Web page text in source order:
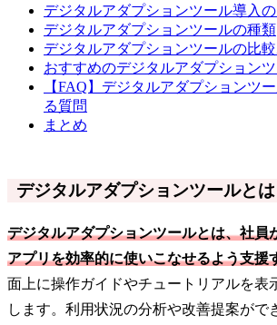
デジタルアダプションツール導入
デジタルアダプションツールの種類
デジタルアダプションツールの比較
おすすめのデジタルアダプション
【FAQ】デジタルアダプションツ
る質問
まとめ
デジタルアダプションツールとは
デジタルアダプションツールとは、社員
アプリを効率的に使いこなせるよう支援
面上に操作ガイドやチュートリアルを表
します。利用状況の分析や改善提案がで